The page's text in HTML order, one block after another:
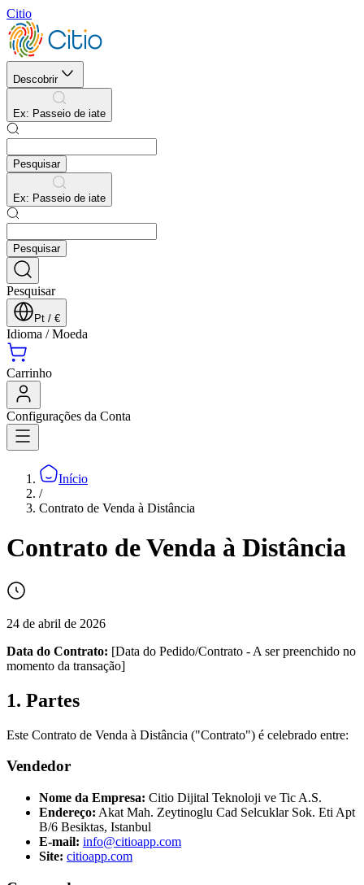
Citio
Descobrir
Ex: Passeio de iate
Pesquisar
Ex: Passeio de iate
Pesquisar
Pesquisar
Pt / €
Idioma /Moeda
Carrinho
Configurações da Conta
Início
/
Contrato de Venda à Distância
Contrato de Venda à Distância
24 de abril de 2026
Data do Contrato: [Data do Pedido/Contrato - A ser preenchido no
momento da transação]
1. Partes
Este Contrato de Venda à Distância ("Contrato") é celebrado entre:
Vendedor
Nome da Empresa: Citio Dijital Teknoloji ve Tic A.S.
Endereço: Akat Mah. Zeytinoglu Cad Selcuklar Sok. Eti Apt
B/6 Besiktas, Istanbul
E-mail: info@citioapp.com
Site: citioapp.com